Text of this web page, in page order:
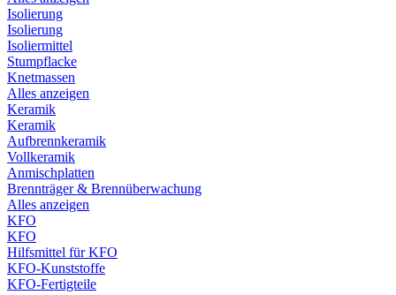
Isolierung
Isolierung
Isoliermittel
Stumpflacke
Knetmassen
Alles anzeigen
Keramik
Keramik
Aufbrennkeramik
Vollkeramik
Anmischplatten
Brennträger & Brennüberwachung
Alles anzeigen
KFO
KFO
Hilfsmittel für KFO
KFO-Kunststoffe
KFO-Fertigteile